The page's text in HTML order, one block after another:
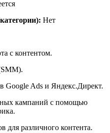
Нет
с контентом.
Google Ads и Яндекс.Директ.
кампаний с помощью
для различного контента.